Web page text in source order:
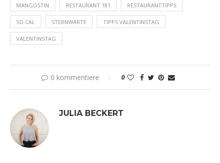
MANGOSTIN RESTAURANT 181 RESTAURANTTIPPS
SO.CAL STERNWARTE TIPPS VALENTINSTAG
VALENTINSTAG
0 kommentiere 0
JULIA BECKERT